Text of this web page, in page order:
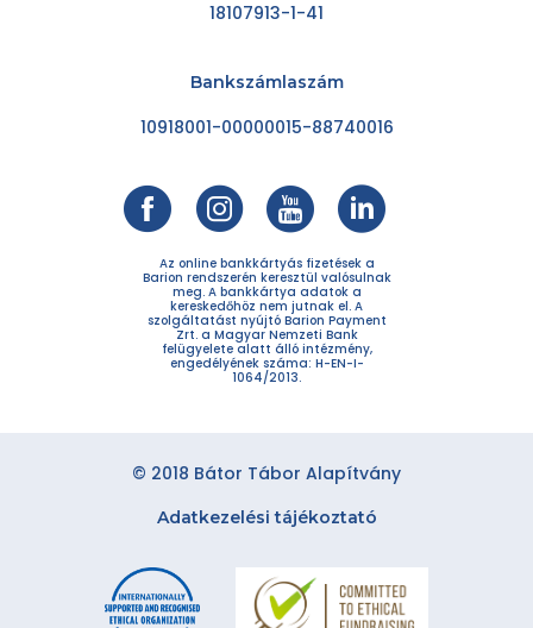
18107913-1-41
Bankszámlaszám
10918001-00000015-88740016
Az online bankkártyás fizetések a
Barion rendszerén keresztül valósulnak
meg. A bankkártya adatok a
kereskedőhöz nem jutnak el. A
szolgáltatást nyújtó Barion Payment
Zrt. a Magyar Nemzeti Bank
felügyelete alatt álló intézmény,
engedélyének száma: H-EN-I-
1064/2013.
© 2018 Bátor Tábor Alapítvány
Adatkezelési tájékoztató